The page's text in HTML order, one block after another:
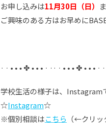
お申し込みは11月30日（日）
ご興味のある方はお早めに
· · • • • ✤ • • • · ·· · • • • ✤ • • • ·
学校生活の様子は、Instagram
☆Instagram☆
※個別相談はこちら （←クリ